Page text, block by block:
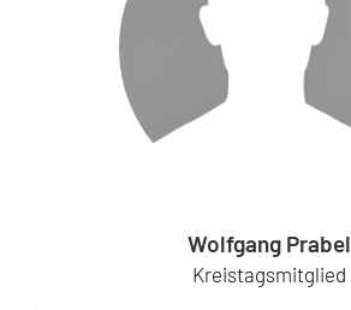
Wolfgang Prabel
Kreistagsmitglied